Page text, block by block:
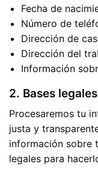
Fecha de
Número de
Dirección de
Dirección del
Información
2. Bases
Procesaremos tu
justa y
información sobre
legales para